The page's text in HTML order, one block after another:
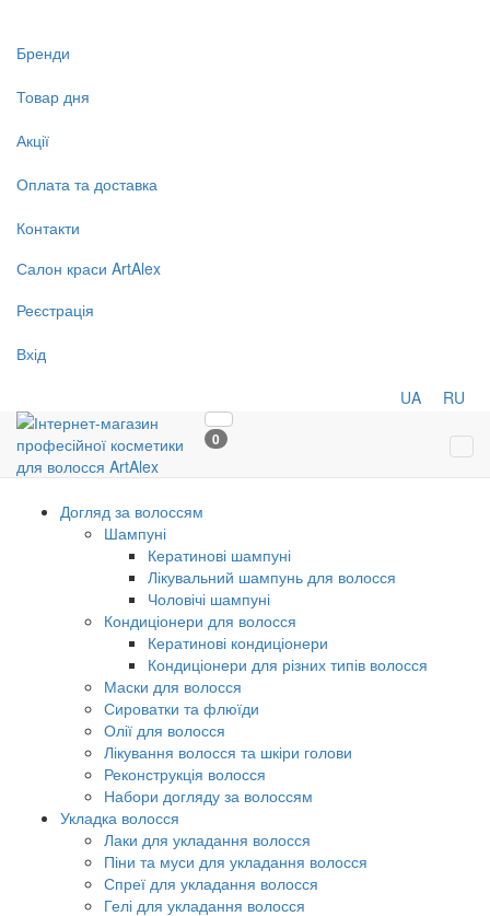
Бренди
Товар дня
Акції
Оплата та доставка
Контакти
Салон краси ArtAlex
Реєстрація
Вхід
UA RU
0
Догляд за волоссям
Шампуні
Кератинові шампуні
Лікувальний шампунь для волосся
Чоловічі шампуні
Кондиціонери для волосся
Кератинові кондиціонери
Кондиціонери для різних типів волосся
Маски для волосся
Сироватки та флюїди
Олії для волосся
Лікування волосся та шкіри голови
Реконструкція волосся
Набори догляду за волоссям
Укладка волосся
Лаки для укладання волосся
Піни та муси для укладання волосся
Спреї для укладання волосся
Гелі для укладання волосся